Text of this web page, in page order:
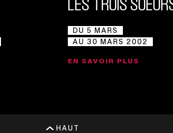
LES TROIS
DU 5 MARS
AU 30 MARS 2002
EN SAVOIR PLUS
HAUT